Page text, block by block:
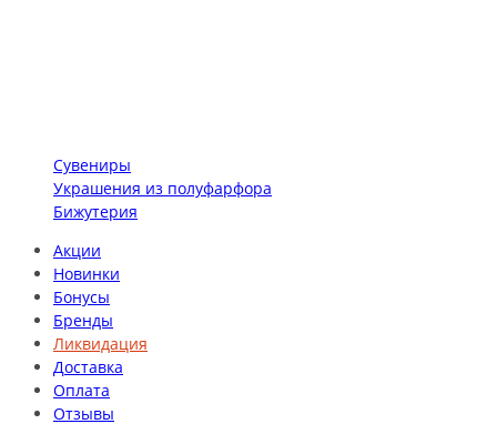
Сувениры
Украшения из полуфарфора
Бижутерия
Акции
Новинки
Бонусы
Бренды
Ликвидация
Доставка
Оплата
Отзывы